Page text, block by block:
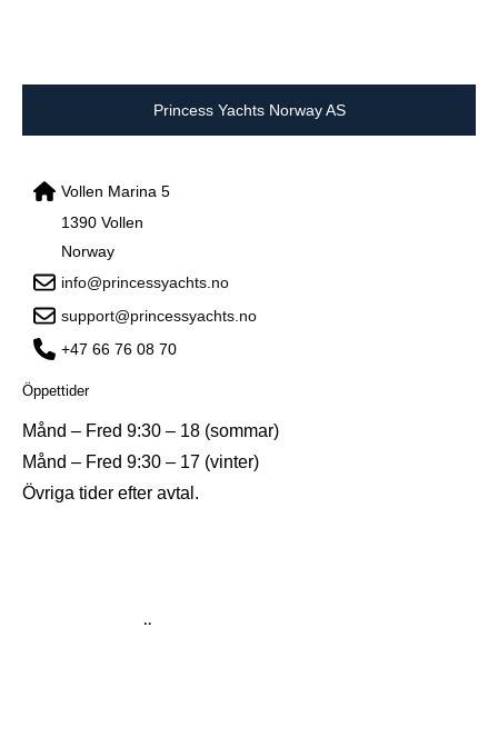
Princess Yachts Norway AS
Vollen Marina 5
1390 Vollen
Norway
info@princessyachts.no
support@princessyachts.no
+47 66 76 08 70
Öppettider
Månd – Fred 9:30 – 18 (sommar)
Månd – Fred 9:30 – 17 (vinter)
Övriga tider efter avtal.